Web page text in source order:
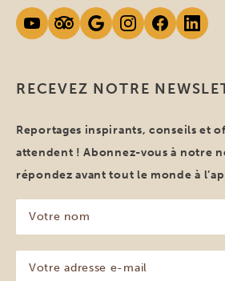
RECEVEZ NOTRE
Reportages inspirants, conseils et
attendent ! Abonnez-vous à notre
répondez avant tout le monde à
nom
(Nécessaire)
adresse